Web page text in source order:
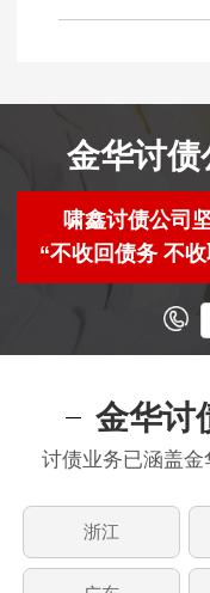
金华讨债
啸鑫讨债公司
“不收回债务 不
金华讨
讨债业务已涵盖
浙江